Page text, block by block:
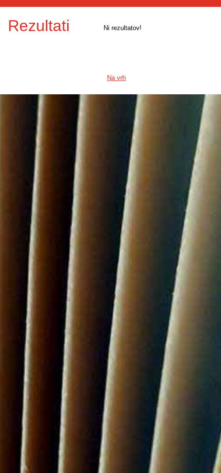
Rezultati Ni rezultatov!
Na vrh